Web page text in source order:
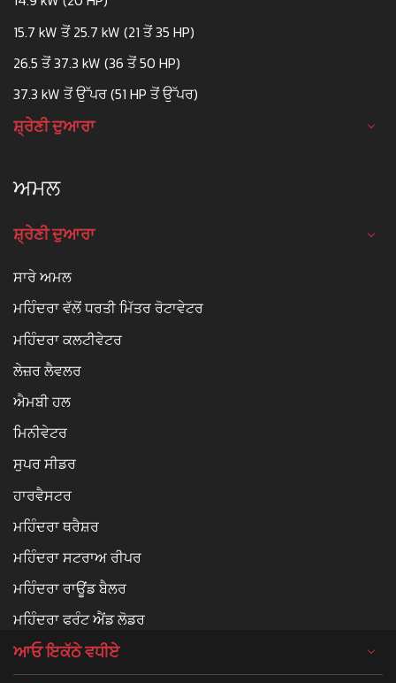
15.7 kW ਤੋਂ 25.7 kW (21 ਤੋਂ 35 HP)
26.5 ਤੋਂ 37.3 kW (36 ਤੋਂ 50 HP)
37.3 kW ਤੋਂ ਉੱਪਰ (51 HP ਤੋਂ ਉੱਪਰ)
ਸ਼੍ਰੇਣੀ ਦੁਆਰਾ
ਅਮਲ
ਸ਼੍ਰੇਣੀ ਦੁਆਰਾ
ਸਾਰੇ ਅਮਲ
ਮਹਿੰਦਰਾ ਵੱਲੋਂ ਧਰਤੀ ਮਿੱਤਰ ਰੋਟਾਵੇਟਰ
ਮਹਿੰਦਰਾ ਕਲਟੀਵੇਟਰ
ਲੇਜ਼ਰ ਲੈਵਲਰ
ਐਮਬੀ ਹਲ
ਮਿਨੀਵੇਟਰ
ਸੁਪਰ ਸੀਡਰ
ਹਾਰਵੈਸਟਰ
ਮਹਿੰਦਰਾ ਥਰੈਸ਼ਰ
ਮਹਿੰਦਰਾ ਸਟਰਾਅ ਰੀਪਰ
ਮਹਿੰਦਰਾ ਰਾਊਂਡ ਬੈਲਰ
ਮਹਿੰਦਰਾ ਫਰੰਟ ਐਂਡ ਲੋਡਰ
ਆਓ ਇਕੱਠੇ ਵਧੀਏ